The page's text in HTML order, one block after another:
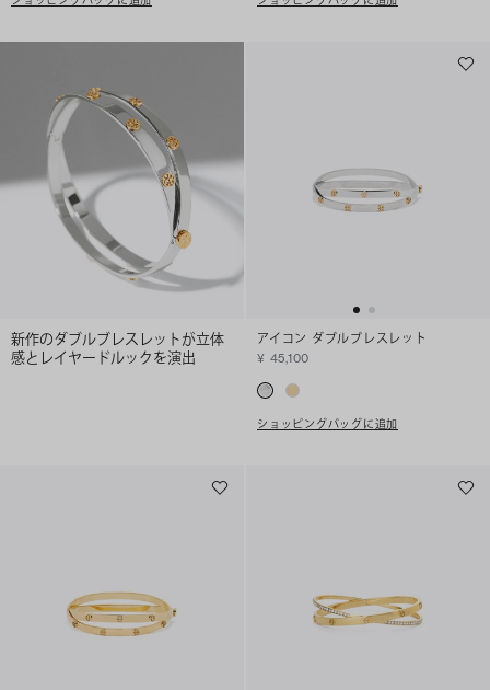
新作のダブルブレスレットが立体
感とレイヤードルックを演出
アイコン ダブルブレスレット
¥ 45,100
ショッピングバッグに追加